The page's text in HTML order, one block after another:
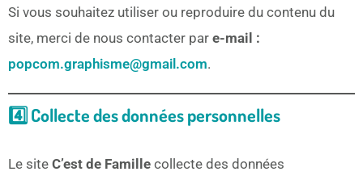
Si vous souhaitez utiliser ou reproduire du contenu du
site, merci de nous contacter par e-mail :
popcom.graphisme@gmail.com.
4️⃣ Collecte des données personnelles
Le site C’est de Famille collecte des données